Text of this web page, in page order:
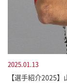
2025.01.13
【選手紹介2025